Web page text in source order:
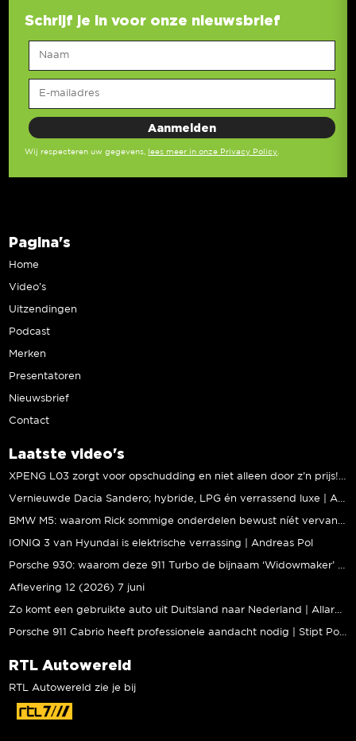
Schrijf je in voor onze nieuwsbrief
Wij respecteren uw gegevens, lees meer in onze Privacy Policy.
Pagina's
Home
Video’s
Uitzendingen
Podcast
Merken
Presentatoren
Nieuwsbrief
Contact
Laatste video's
XPENG L03 zorgt voor opschudding en niet alleen door z’n prijs! | Jeroen Mul
Vernieuwde Dacia Sandero; hybride, LPG én verrassend luxe | Andreas Pol
BMW M5: waarom Rick sommige onderdelen bewust níét vervangt | Stipt Polish Point
IONIQ 3 van Hyundai is elektrische verrassing | Andreas Pol
Porsche 930: waarom deze 911 Turbo de bijnaam ‘Widowmaker’ kreeg | Gallery Aaldering
Aflevering 12 (2026) 7 juni
Zo komt een gebruikte auto uit Duitsland naar Nederland | Allard Kalff
Porsche 911 Cabrio heeft professionele aandacht nodig | Stipt Polish Point
RTL Autowereld
RTL Autowereld zie je bij